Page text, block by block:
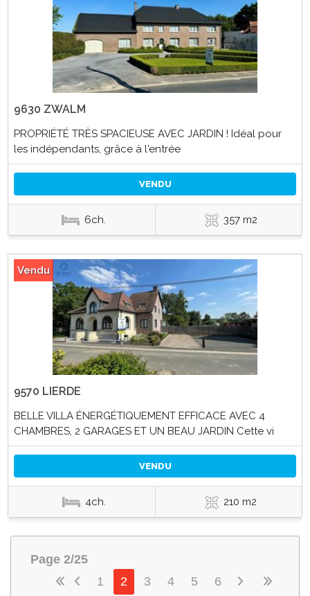
9630 ZWALM
PROPRIÉTÉ TRÈS SPACIEUSE AVEC JARDIN ! Idéal pour
les indépendants, grâce à l'entrée
VENDU
6ch. 357 m2
Vendu
9570 LIERDE
BELLE VILLA ÉNERGÉTIQUEMENT EFFICACE AVEC 4
CHAMBRES, 2 GARAGES ET UN BEAU JARDIN Cette vi
VENDU
4ch. 210 m2
Page 2/25
1
2 3 4 5 6